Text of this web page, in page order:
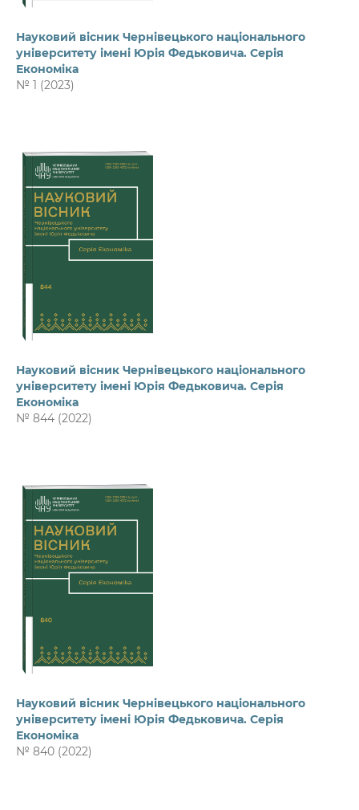
Науковий вісник Чернівецького національного
університету імені Юрія Федьковича. Серія
Економіка
№ 1 (2023)
Науковий вісник Чернівецького національного
університету імені Юрія Федьковича. Серія
Економіка
№ 844 (2022)
Науковий вісник Чернівецького національного
університету імені Юрія Федьковича. Серія
Економіка
№ 840 (2022)